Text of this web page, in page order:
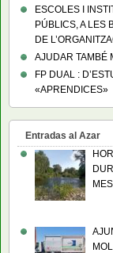
ESCOLES I
PÚBLICS, A LES
DE
AJUDAR TAMBÉ
FP DUAL :
«APRENDICES»
Entradas al Azar